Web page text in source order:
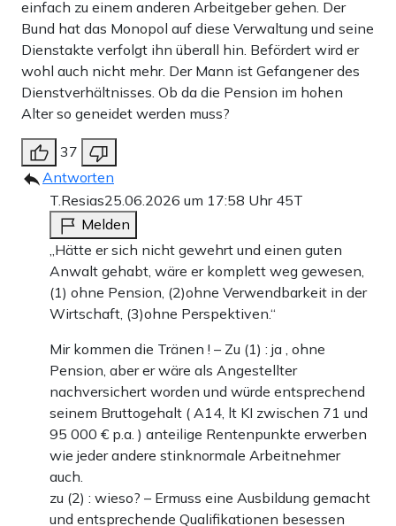
einfach zu einem anderen Arbeitgeber gehen. Der
Bund hat das Monopol auf diese Verwaltung und seine
Dienstakte verfolgt ihn überall hin. Befördert wird er
wohl auch nicht mehr. Der Mann ist Gefangener des
Dienstverhältnisses. Ob da die Pension im hohen
Alter so geneidet werden muss?
37
Antworten
T.Resias25.06.2026 um 17:58 Uhr 45T
Melden
„Hätte er sich nicht gewehrt und einen guten
Anwalt gehabt, wäre er komplett weg gewesen,
(1) ohne Pension, (2)ohne Verwendbarkeit in der
Wirtschaft, (3)ohne Perspektiven.“
Mir kommen die Tränen ! – Zu (1) : ja , ohne
Pension, aber er wäre als Angestellter
nachversichert worden und würde entsprechend
seinem Bruttogehalt ( A14, lt KI zwischen 71 und
95 000 € p.a. ) anteilige Rentenpunkte erwerben
wie jeder andere stinknormale Arbeitnehmer
auch.
zu (2) : wieso? – Ermuss eine Ausbildung gemacht
und entsprechende Qualifikationen besessen